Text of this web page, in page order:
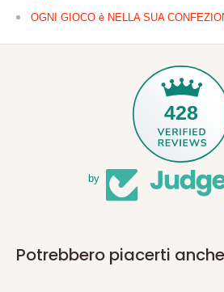
OGNI GIOCO è NELLA SUA
428
by
Potrebbero piacerti anche